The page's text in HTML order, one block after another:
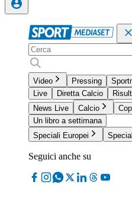
Video Pressing
Live
Diretta Calcio
News Live
Calcio
Un libro a settimana
Speciali Europei
Seguici anche su